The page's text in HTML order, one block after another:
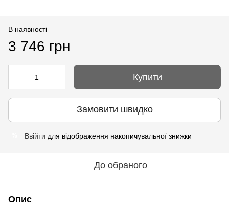
В наявності
3 746 грн
Купити
Замовити швидко
Ввійти для відображення накопичувальної знижки
До обраного
Опис